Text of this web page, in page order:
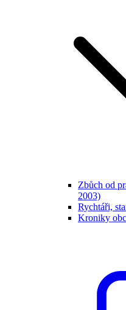
Zbůch od
2003)
Rychtáři,
Kroniky